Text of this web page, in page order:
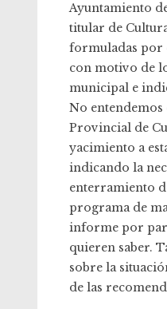
Ayuntamiento
titular de
formuladas por
con motivo de
municipal e
No
Provincial de
yacimiento a
indicando la
enterramiento
programa de
informe por
quieren saber.
sobre la
de las